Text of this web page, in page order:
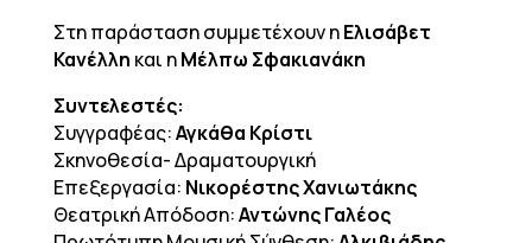
Στη παράσταση συμμετέχουν ηΕλισάβετ
Κανέλλη και ηΜέλπω Σφακιανάκη
Συντελεστές:
Συγγραφέας:Αγκάθα Κρίστι
Σκηνοθεσία- Δραματουργική
Επεξεργασία: Νικορέστης Χανιωτάκης
Θεατρική Απόδοση:Αντώνης Γαλέος